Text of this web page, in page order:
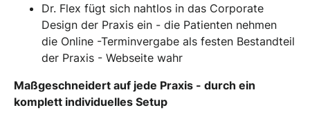
Dr. Flex fügt sich nahtlos in das Corporate
Design der Praxis ein - die Patienten nehmen
die Online -Terminvergabe als festen Bestandteil
der Praxis - Webseite wahr
Maßgeschneidert auf jede Praxis - durch ein
komplett individuelles Setup